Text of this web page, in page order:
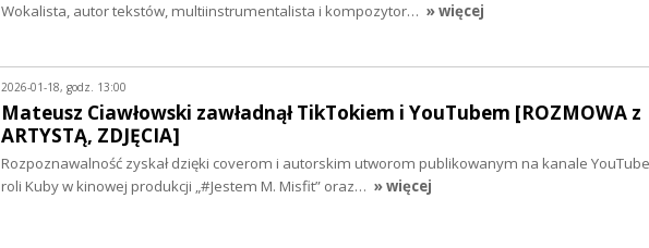
Wokalista, autor tekstów, multiinstrumentalista i kompozytor… » więcej
2026-01-18, godz. 13:00
Mateusz Ciawłowski zawładnął TikTokiem i YouTubem [ROZMOWA z
ARTYSTĄ, ZDJĘCIA]
Rozpoznawalność zyskał dzięki coverom i autorskim utworom publikowanym na kanale
roli Kuby w kinowej produkcji „#Jestem M. Misfit” oraz… » więcej